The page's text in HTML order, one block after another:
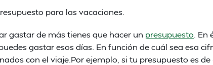
para las vacaciones.
gastar de más tienes que hacer un presupuesto .
gastar esos días. En función de cuál sea esa
con el viaje.Por ejemplo, si tu presupuesto es